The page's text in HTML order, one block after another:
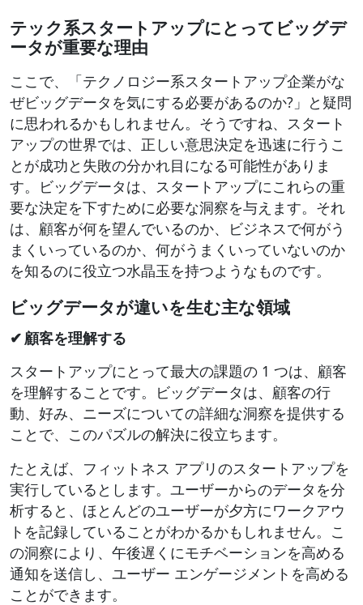
テック系スタートアップにとってビッグデ
ータが重要な理由
ここで、「テクノロジー系スタートアップ企業がな
ぜビッグデータを気にする必要があるのか​​?」と疑問
に思われるかもしれません。そうですね、スタート
アップの世界では、正しい意思決定を迅速に行うこ
とが成功と失敗の分かれ目になる可能性がありま
す。ビッグデータは、スタートアップにこれらの重
要な決定を下すために必要な洞察を与えます。それ
は、顧客が何を望んでいるのか、ビジネスで何がう
まくいっているのか、何がうまくいっていないのか
を知るのに役立つ水晶玉を持つようなものです。
ビッグデータが違いを生む主な領域
✔ 顧客を理解する
スタートアップにとって最大の課題の 1 つは、顧客
を理解することです。ビッグデータは、顧客の行
動、好み、ニーズについての詳細な洞察を提供する
ことで、このパズルの解決に役立ちます。
たとえば、フィットネス アプリのスタートアップを
実行しているとします。ユーザーからのデータを分
析すると、ほとんどのユーザーが夕方にワークアウ
トを記録していることがわかるかもしれません。こ
の洞察により、午後遅くにモチベーションを高める
通知を送信し、ユーザー エンゲージメントを高める
ことができます。